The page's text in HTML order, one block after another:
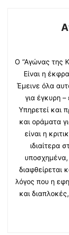
Ο “Αγώνας της
Είναι η
Έμεινε όλα
για έγκυρη
Υπηρετεί και
και οράματα
είναι η
ιδιαίτερα
διαφθείρεται
λόγος που η
και